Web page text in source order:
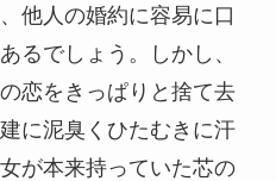
他人の婚約に容易に口
るでしょう。しかし、
恋をきっぱりと捨て去
に泥臭くひたむきに汗
が本来持っていた芯の